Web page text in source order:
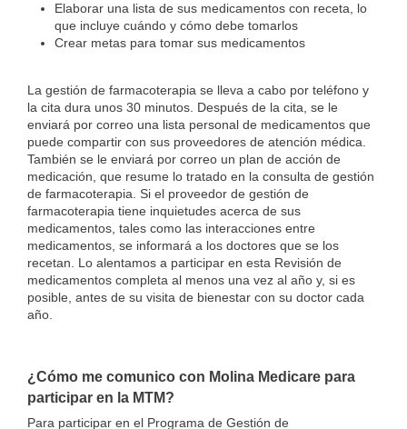
Elaborar una lista de sus medicamentos con receta, lo
que incluye cuándo y cómo debe tomarlos
Crear metas para tomar sus medicamentos
La gestión de farmacoterapia se lleva a cabo por teléfono y
la cita dura unos 30 minutos. Después de la cita, se le
enviará por correo una lista personal de medicamentos que
puede compartir con sus proveedores de atención médica.
También se le enviará por correo un plan de acción de
medicación, que resume lo tratado en la consulta de gestión
de farmacoterapia. Si el proveedor de gestión de
farmacoterapia tiene inquietudes acerca de sus
medicamentos, tales como las interacciones entre
medicamentos, se informará a los doctores que se los
recetan. Lo alentamos a participar en esta Revisión de
medicamentos completa al menos una vez al año y, si es
posible, antes de su visita de bienestar con su doctor cada
año.
¿Cómo me comunico con Molina Medicare para
participar en la MTM?
Para participar en el Programa de Gestión de